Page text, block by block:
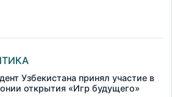
Узбекистана принял участие в
открытия «Игр будущего»